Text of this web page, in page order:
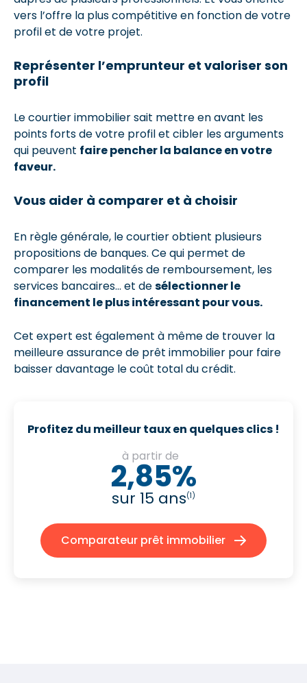
vers l’offre la plus compétitive en fonction de votre
profil et de votre projet.
Représenter l’emprunteur et valoriser son
profil
Le courtier immobilier sait mettre en avant les
points forts de votre profil et cibler les arguments
qui peuvent faire pencher la balance en votre
faveur.
Vous aider à comparer et à choisir
En règle générale, le courtier obtient plusieurs
propositions de banques. Ce qui permet de
comparer les modalités de remboursement, les
services bancaires… et desélectionner le
financement le plus intéressant pour vous.
Cet expert est également à même de trouver la
meilleure assurance de prêt immobilier pour faire
baisser davantage le coût total du crédit.
Profitez du meilleur taux en quelques clics !
à partir de
2,85%
sur 15 ans(1)
Comparateur prêt immobilier